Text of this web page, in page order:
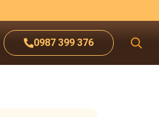
0987 399 376